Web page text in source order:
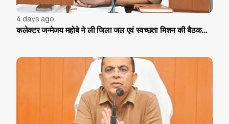
4 days ago
कलेक्टर जन्मेजय महोबे ने ली जिला जल एवं स्वच्छता मिशन की बैठक...